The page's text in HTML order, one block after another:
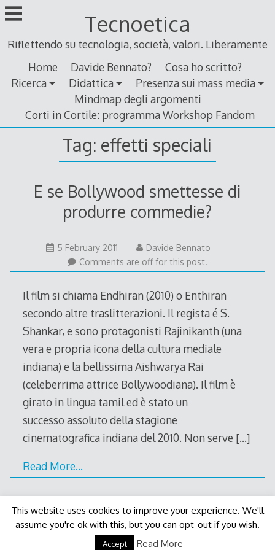
Skip
to
Tecnoetica
Riflettendo su tecnologia, società, valori. Liberamente
Home
Davide Bennato?
Cosa ho scritto?
Ricerca
Didattica
Presenza sui mass media
Mindmap degli argomenti
Corti in Cortile: programma Workshop Fandom
Tag: effetti speciali
E se Bollywood smettesse di
produrre commedie?
5 February 20115
February
2011
Davide Bennato
Comments are off for this post.
Il film si chiama Endhiran (2010) o Enthiran
secondo altre traslitterazioni. Il regista é S.
Shankar, e sono protagonisti Rajinikanth (una
vera e propria icona della cultura mediale
indiana) e la bellissima Aishwarya Rai
(celeberrima attrice Bollywoodiana). Il film è
girato in lingua tamil ed è stato un
successo assoluto della stagione
cinematografica indiana del 2010. Non serve […]
Read More…
Decode Themeby Macho Themes
This website uses cookies to improve your experience. We'll
assume you're ok with this, but you can opt-out if you wish.
Accept Read More